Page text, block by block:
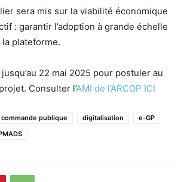
sera mis sur la viabilité économique
: garantir l’adoption à grande échelle
plateforme.
22 mai 2025 pour postuler au
Consulter l’AMI de l’ARCOP ICI
commande publique digitalisation
e-GP